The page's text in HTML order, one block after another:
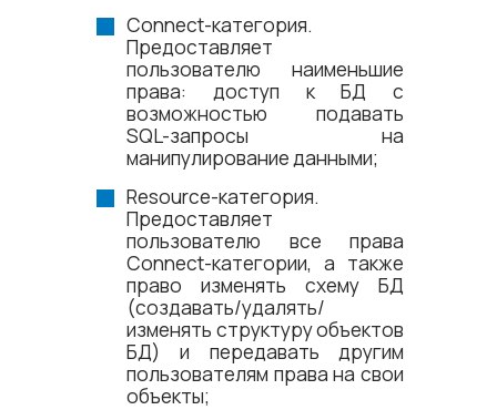
Connect-категория.
Предоставляет
пользователю наименьшие
права: доступ к БД с
возможностью подавать
SQL-запросы на
манипулирование данными;
Resource-категория.
Предоставляет
пользователю все права
Connect-категории, а также
право изменять схему БД
(создавать/удалять/
изменять структуру объектов
БД) и передавать другим
пользователям права на свои
объекты;